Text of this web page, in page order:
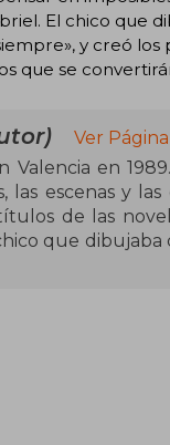
El chico que
y creó
que se
Ver
Valencia en
las escenas y
de las
que dibujaba
de ti, 13